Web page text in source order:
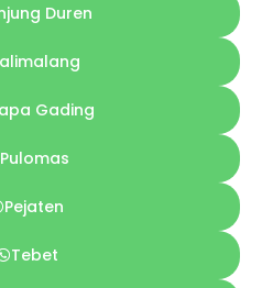
Duren
Gading
Pulomas
Pejaten
Tebet